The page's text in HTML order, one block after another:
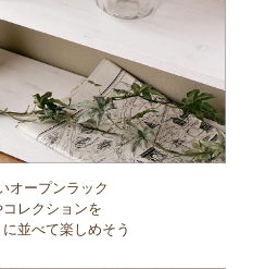
オープンラック
レクションを
並べて楽しめそう